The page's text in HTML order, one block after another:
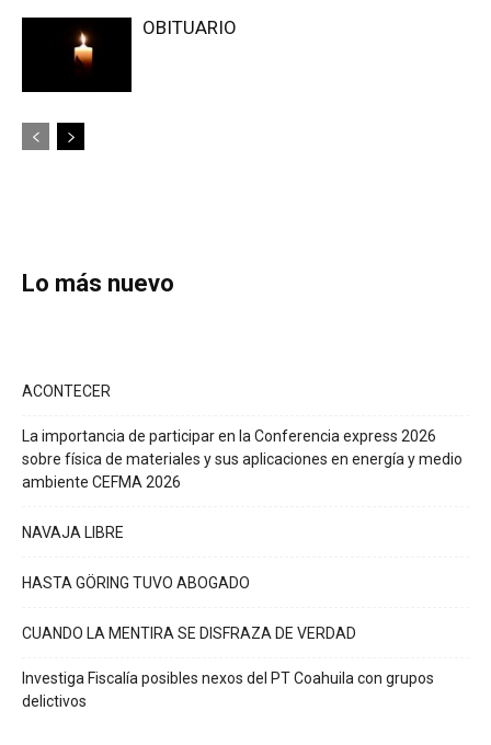
OBITUARIO
Lo más nuevo
ACONTECER
La importancia de participar en la Conferencia express 2026
sobre física de materiales y sus aplicaciones en energía y medio
ambiente CEFMA 2026
NAVAJA LIBRE
HASTA GÖRING TUVO ABOGADO
CUANDO LA MENTIRA SE DISFRAZA DE VERDAD
Investiga Fiscalía posibles nexos del PT Coahuila con grupos
delictivos